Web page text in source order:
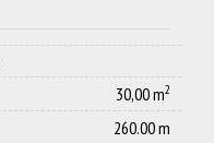
30,00 m2
260.00 m